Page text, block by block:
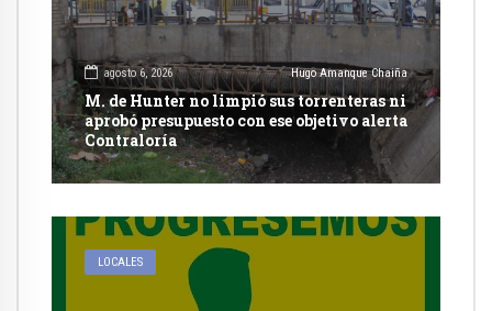
agosto 6, 2026 Hugo Amanque Chaiña
M. de Hunter no limpió sus torrenteras ni
aprobó presupuesto con ese objetivo alerta
Contraloría
LOCALES